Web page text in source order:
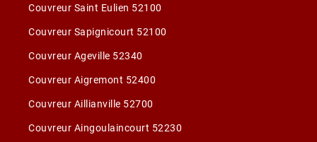
Couvreur Saint Eulien 52100
Couvreur Sapignicourt 52100
Couvreur Ageville 52340
Couvreur Aigremont 52400
Couvreur Aillianville 52700
Couvreur Aingoulaincourt 52230